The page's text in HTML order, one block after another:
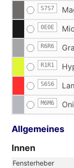
S7S7
0E0E
R6R6
R1R1
S6S6
M6M6
Allgemeines
Innen
Fensterheber